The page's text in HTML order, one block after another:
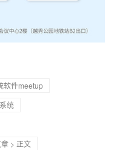
软件meetup
统
> 正文